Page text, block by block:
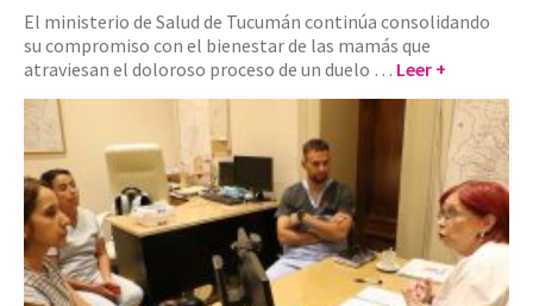
El ministerio de Salud de Tucumán continúa consolidando
su compromiso con el bienestar de las mamás que
atraviesan el doloroso proceso de un duelo … Leer +